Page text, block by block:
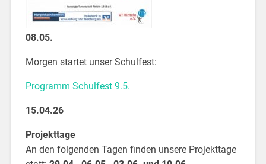
08.05.
Morgen startet unser Schulfest:
Programm Schulfest 9.5.
15.04.26
Projekttage
An den folgenden Tagen finden unsere Projekttage